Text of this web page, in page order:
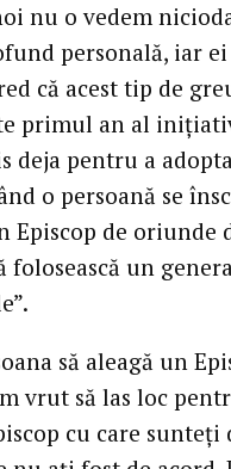
nu o vedem
personală, iar
că acest tip de
primul an al
deja pentru a
o persoană se
Episcop de oriunde
folosească un
să aleagă un
vrut să las loc
cu care